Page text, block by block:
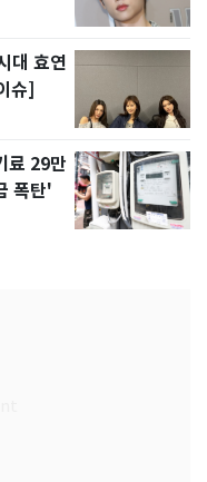
대 효연
슈]
료 29만
폭탄'